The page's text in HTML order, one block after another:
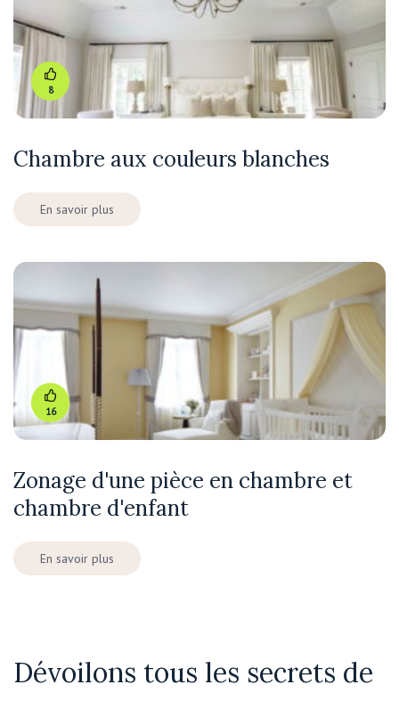
8
Chambre aux couleurs blanches
En savoir plus
16
Zonage d'une pièce en chambre et
chambre d'enfant
En savoir plus
Dévoilons tous les secrets de